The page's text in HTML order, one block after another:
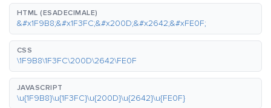
HTML (ESADECIMALE)
&#x1F9B8;&#x1F3FC;&#x200D;&#x2642;&#xFE0F;
CSS
\1F9B8\1F3FC\200D\2642\FE0F
JAVASCRIPT
\u{1F9B8}\u{1F3FC}\u{200D}\u{2642}\u{FE0F}